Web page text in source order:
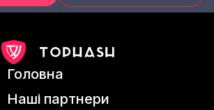
Головна
Наші партнери